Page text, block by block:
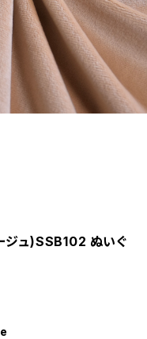
ジュ)SSB102 ぬいぐ